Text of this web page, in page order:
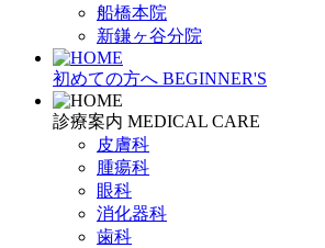
船橋本院
新鎌ヶ谷分院
初めての方へ BEGINNER'S
診療案内 MEDICAL CARE
皮膚科
腫瘍科
眼科
消化器科
歯科